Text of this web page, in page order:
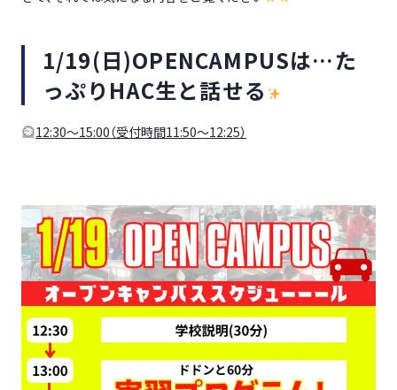
1/19(日)OPENCAMPUSは…た
っぷりHAC生と話せる
12:30～15:00（受付時間11:50～12:25）